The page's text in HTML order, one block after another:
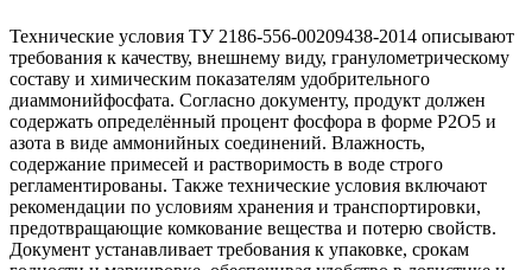
Технические условия ТУ 2186-556-00209438-2014 описывают
требования к качеству, внешнему виду, гранулометрическому
составу и химическим показателям удобрительного
диаммонийфосфата. Согласно документу, продукт должен
содержать определённый процент фосфора в форме P2O5 и
азота в виде аммонийных соединений. Влажность,
содержание примесей и растворимость в воде строго
регламентированы. Также технические условия включают
рекомендации по условиям хранения и транспортировки,
предотвращающие комкование вещества и потерю свойств.
Документ устанавливает требования к упаковке, срокам